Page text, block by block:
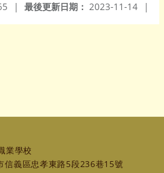
最後更新日期： 2023-11-14 |
|
業學校
信義區忠孝東路5段236巷15號